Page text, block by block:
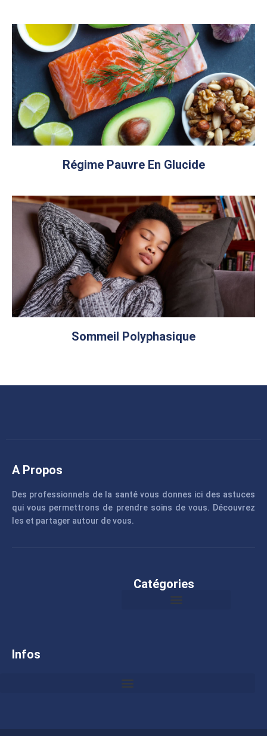
Régime Pauvre En Glucide
Sommeil Polyphasique
A Propos
Des professionnels de la santé vous donnes ici des astuces
qui vous permettrons de prendre soins de vous. Découvrez
les et partager autour de vous.
Catégories
Infos